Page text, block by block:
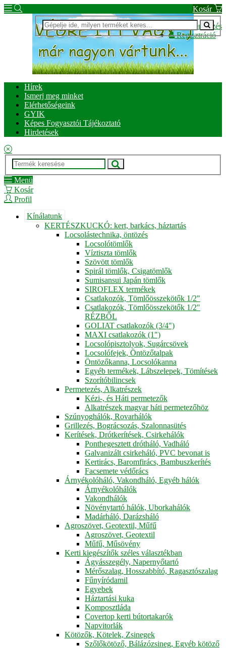
Kosár
Bejelentkezés
Regisztráció
Hírek
Ismerj meg minket
Elérhetőségeink
GYIK
Képes Fogyasztói Tájékoztató
Hirdetések
Menü
Kosár
Profil
Kínálatunk
KERTÉSZKUCKÓ: kert, barkács, háztartás
Locsolástechnika, öntözés
Locsolótömlők
Víztiszta tömlők
Szövött tömlők
Spirál tömlők, Csigatömlők
Sumisansui Japán tömlők
SIROFLEX termékek
Csatlakozók, Tömlőösszekötők 1/2"
Csatlakozók, Tömlőösszekötők 1/2"
RÉZBŐL
GOLIAT csatlakozók (3/4")
MAXI csatlakozók (1")
Locsolópisztolyok, Sugárcsövek
Locsolófejek, Öntözőtalpak
Öntözőkanna, Locsolókanna
Egyéb termékek, Lábszelepek, Tömítések
Szorítóbilincsek
Permetezés, Alkatrészek
Kézi-, és Háti permetezők
Alkatrészek magyar háti permetezőhöz
Szúnyoghálók, Rovarhálók
Grillezés, Bográcsozás, Szalonnasütés
Kerítések, Drótkerítések, Csirkehálók
Ponthegesztett drótháló, Vadháló
Galvanizált csirkeháló, PVC bevonat is
Kertirács, Baromfirács, Bambuszkerítés
Facsemete védőrács
Árnyékolóháló, Vakondháló, Egyéb hálók
Árnyékolóhálók
Vakondhálók
Növénytartó hálók, Uborkahálók
Madárháló, Darázsháló
Agroszövet, Geotextil, Műfű
Agroszövet, Geotextil
Műfű, Műsövény
Kerti kiegészítők széles választékban
Ágyásszegély, Napernyőtartó
Mérőszalag, Hosszabbító, Ragasztószalag
Fűnyíródamil
Egyebek
Háztartási kuka
Komposztláda
Covertop kerti bútortakarók
Napvitorlák
Kötözők, Kötelek, Zsinegek
Szőlőkötöző, Bálázózsineg, Egyéb kötöző